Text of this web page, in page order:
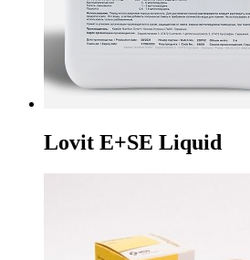
Lovit E+SE Liquid